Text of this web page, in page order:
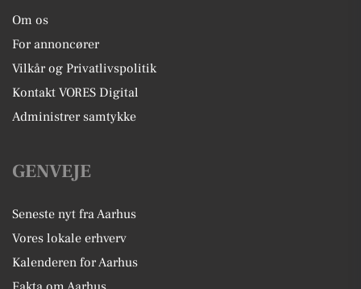
Om os
For annoncører
Vilkår og Privatlivspolitik
Kontakt VORES Digital
Administrer samtykke
GENVEJE
Seneste nyt fra Aarhus
Vores lokale erhverv
Kalenderen for Aarhus